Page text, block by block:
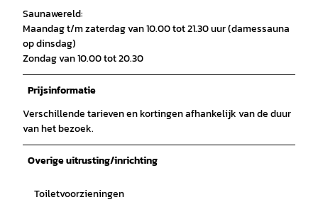
Saunawereld:
Maandag t/m zaterdag van 10.00 tot 21.30 uur (damessauna
op dinsdag)
Zondag van 10.00 tot 20.30
Prijsinformatie
Verschillende tarieven en kortingen afhankelijk van de duur
van het bezoek.
Overige uitrusting/inrichting
Toiletvoorzieningen